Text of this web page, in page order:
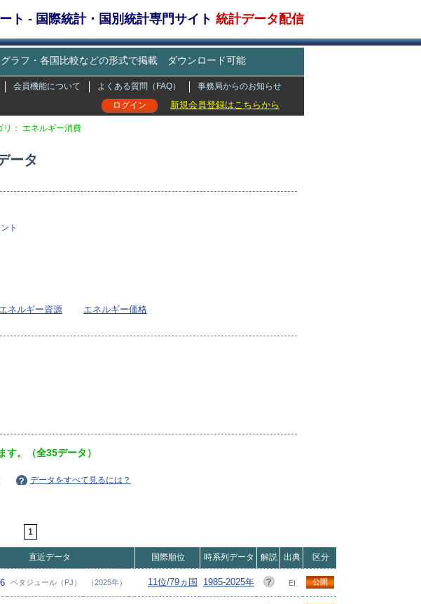
ト - 国際統計・国別統計専門サイト 統計データ配信
ラフ・各国比較などの形式で掲載 ダウンロード可能
事務局からのお知らせ
よくある質問（FAQ）
会員機能について
新規会員登録はこちらから
ログイン
リ： エネルギー消費
ータ
ト
エネルギー資源 エネルギー価格
。（全35データ）
データをすべて見るには？
1
直近データ 国際順位 時系列データ 解説 出典 区分
ペタジュール（PJ） （2025年） 11位/79ヵ国 1985-2025年 EI 公開